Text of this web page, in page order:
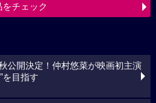
チェック
公開決定！仲村悠菜が映画初主演
を目指す